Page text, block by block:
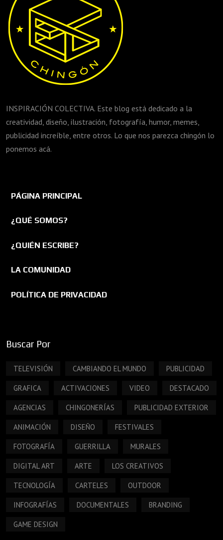
INSPIRACIÓN COLECTIVA. Este blog está dedicado a la
creatividad, diseño, ilustración, fotografía, humor, memes,
publicidad increíble, entre otros. Lo que nos parezca chingón lo
ponemos acá.
PÁGINA PRINCIPAL
¿QUÉ SOMOS?
¿QUIÉN ESCRIBE?
LA COMUNIDAD
POLÍTICA DE PRIVACIDAD
Buscar Por
TELEVISIÓN CAMBIANDO EL MUNDO PUBLICIDAD
GRAFICA ACTIVACIONES VIDEO DESTACADO
AGENCIAS CHINGONERÍAS PUBLICIDAD EXTERIOR
ANIMACIÓN DISEÑO FESTIVALES
FOTOGRAFÍA GUERRILLA MURALES
DIGITAL ART ARTE LOS CREATIVOS
TECNOLOGÍA CARTELES OUTDOOR
INFOGRAFÍAS DOCUMENTALES BRANDING
GAME DESIGN